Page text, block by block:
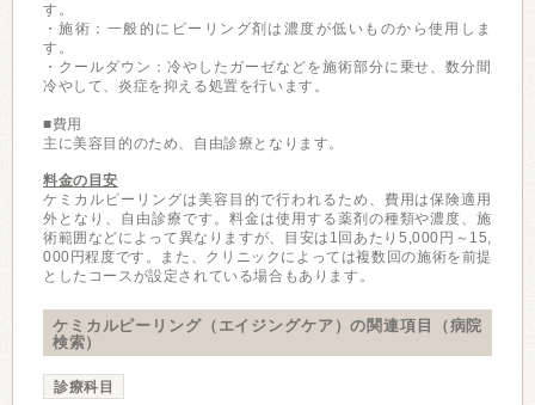
す。
・施術：一般的にピーリング剤は濃度が低いものから使用しま
す。
・クールダウン：冷やしたガーゼなどを施術部分に乗せ、数分間
冷やして、炎症を抑える処置を行います。
■費用
主に美容目的のため、自由診療となります。
料金の目安
ケミカルピーリングは美容目的で行われるため、費用は保険適用
外となり、自由診療です。料金は使用する薬剤の種類や濃度、施
術範囲などによって異なりますが、目安は1回あたり5,000円～15,
000円程度です。また、クリニックによっては複数回の施術を前提
としたコースが設定されている場合もあります。
ケミカルピーリング（エイジングケア）の関連項目（病院
検索）
診療科目